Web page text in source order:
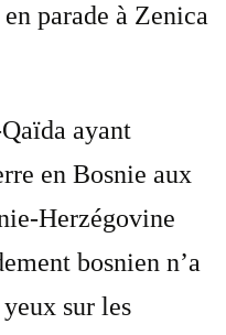
parade à Zenica
ayant
en Bosnie aux
Herzégovine
bosnien n’a
sur les